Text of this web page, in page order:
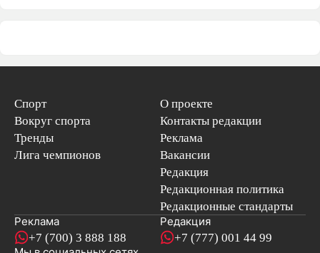
Спорт
Вокруг спорта
Тренды
Лига чемпионов
О проекте
Контакты редакции
Реклама
Вакансии
Редакция
Редакционная политика
Редакционные стандарты
Реклама
+7 (700) 3 888 188
Редакция
+7 (777) 001 44 99